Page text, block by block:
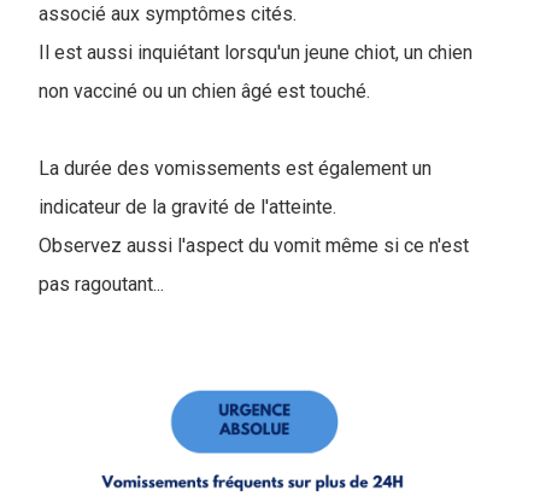
associé aux symptômes cités.
Il est aussi inquiétant lorsqu'un jeune chiot, un chien
non vacciné ou un chien âgé est touché.
La durée des vomissements est également un
indicateur de la gravité de l'atteinte.
Observez aussi l'aspect du vomit même si ce n'est
pas ragoutant...